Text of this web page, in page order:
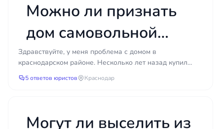
Документы, по которым имущество
перешло к вам — договор, расписка,
наличии).
налогов, взносов — за весь доступный
объекта, выписка из ЕГРН (если есть).
Можно ли признать
дом самовольной
постройкой и
сохранить его через
разрешения на
Здравствуйте, у меня проблема с домом в
краснодарском районе. Несколько лет назад купил
земельный участок и начал строиться, но честно
говоря не разби...
5 ответов юристов Краснодар
Могут ли выселить из